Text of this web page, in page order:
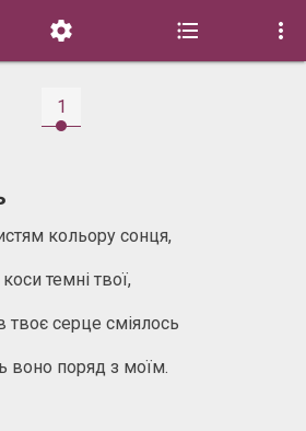
  
1
кольору сонця,
темні твої,
твоє серце сміялось
воно поряд з моїм.